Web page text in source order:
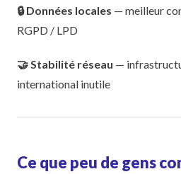
🔒 Données locales — meilleur
RGPD / LPD
🤝 Stabilité réseau —
international inutile
Ce que peu de gens